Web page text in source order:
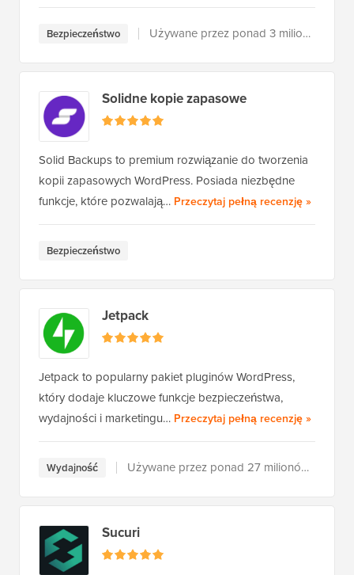
Bezpieczeństwo Używane przez ponad 3 miliony użytkowników
Solidne kopie zapasowe
Solid Backups to premium rozwiązanie do tworzenia
kopii zapasowych WordPress. Posiada niezbędne
funkcje, które pozwalają… Przeczytaj pełną recenzjęSolid
»
Bezpieczeństwo
Jetpack
Jetpack to popularny pakiet pluginów WordPress,
który dodaje kluczowe funkcje bezpieczeństwa,
wydajności i marketingu… Przeczytaj pełną recenzjęJetpack
»
Wydajność Używane przez ponad 27 milionów użytkowników
Sucuri